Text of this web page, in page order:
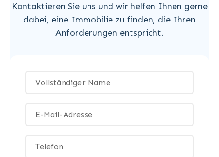
Kontaktieren Sie uns und wir helfen Ihnen gerne
dabei, eine Immobilie zu finden, die Ihren
Anforderungen entspricht.